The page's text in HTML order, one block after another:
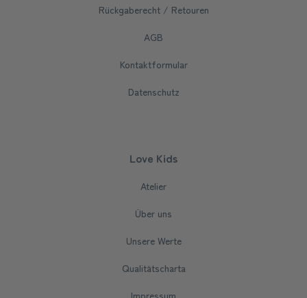
Rückgaberecht / Retouren
AGB
Kontaktformular
Datenschutz
Love Kids
Atelier
Über uns
Unsere Werte
Qualitätscharta
Impressum